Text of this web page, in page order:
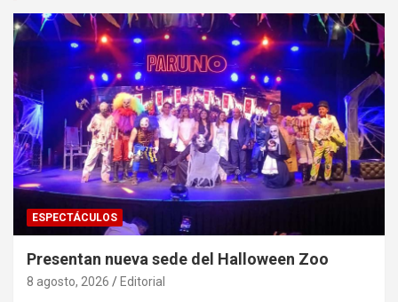
ESPECTÁCULOS
Presentan nueva sede del Halloween Zoo
8 agosto, 2026 Editorial